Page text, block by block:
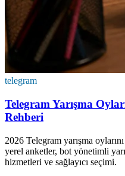
telegram
Telegram Yarışma
Rehberi
2026 Telegram yarışma
yerel anketler, bot yönetimli
hizmetleri ve sağlayıcı seçimi.